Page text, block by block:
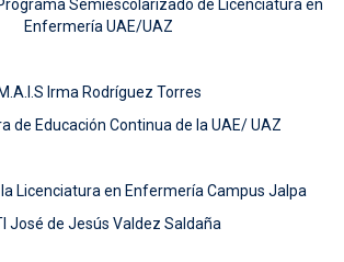
Semiescolarizado de Licenciatura en
Enfermería UAE/UAZ
M.A.I.S Irma Rodríguez Torres
de Educación Continua de la UAE/ UAZ
Licenciatura en Enfermería Campus Jalpa
José de Jesús Valdez Saldaña